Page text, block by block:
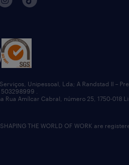
Unipessoal, Lda; A Randstad II –
.
Rua Amílcar Cabral, número 25, 1750-018
THE WORLD OF WORK are